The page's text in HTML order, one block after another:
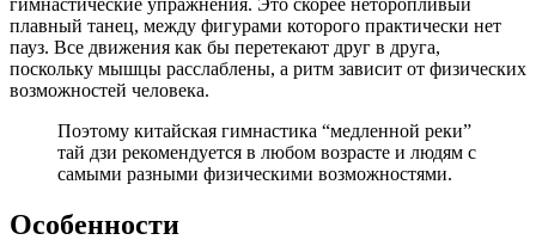
гимнастические упражнения. Это скорее неторопливый
плавный танец, между фигурами которого практически нет
пауз. Все движения как бы перетекают друг в друга,
поскольку мышцы расслаблены, а ритм зависит от физических
возможностей человека.
Поэтому китайская гимнастика “медленной реки”
тай дзи рекомендуется в любом возрасте и людям с
самыми разными физическими возможностями.
Особенности